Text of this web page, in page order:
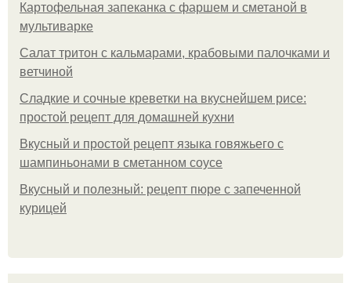
Картофельная запеканка с фаршем и сметаной в
мультиварке
Салат тритон с кальмарами, крабовыми палочками и
ветчиной
Сладкие и сочные креветки на вкуснейшем рисе:
простой рецепт для домашней кухни
Вкусный и простой рецепт языка говяжьего с
шампиньонами в сметанном соусе
Вкусный и полезный: рецепт пюре с запеченной
курицей